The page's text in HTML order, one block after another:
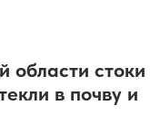
области стоки
в почву и